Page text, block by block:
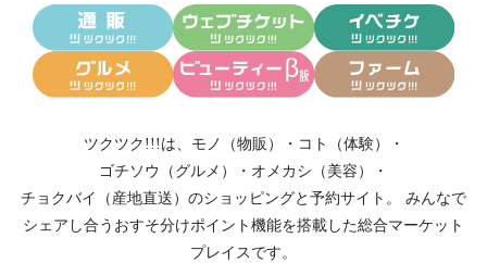
ツクツク!!!は、 モノ（物販） ・ コト（体験）
・
ゴチソウ（グルメ）
・ オメカシ（美容）
・
チョクバイ（産地直送） のショッピングと予約サイト。
みんなで
シェアし合う おすそ分けポイント機能を搭載した総合マーケット
プレイスです。